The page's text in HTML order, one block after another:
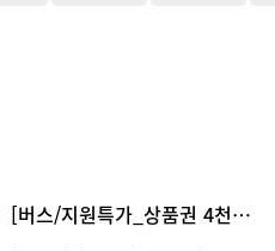
[버스/지원특가_상품권 4천원] 철원 한탄강주상절리길, 고석정, 포천 Y형출렁다리, 비둘기낭폭포 당일여행